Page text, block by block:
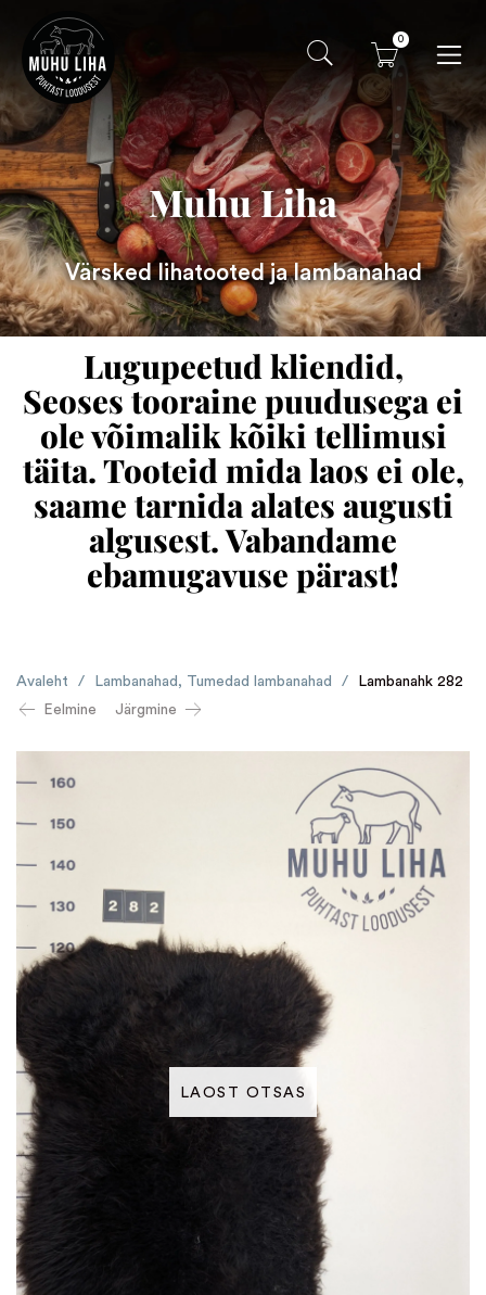
0
Muhu Liha
Värsked lihatooted ja lambanahad
Lugupeetud kliendid,
Seoses tooraine puudusega ei
ole võimalik kõiki tellimusi
täita. Tooteid mida laos ei ole,
saame tarnida alates augusti
algusest. Vabandame
ebamugavuse pärast!
Avaleht / Lambanahad , Tumedad lambanahad /
Lambanahk 282
Eelmine
Järgmine
LAOST OTSAS